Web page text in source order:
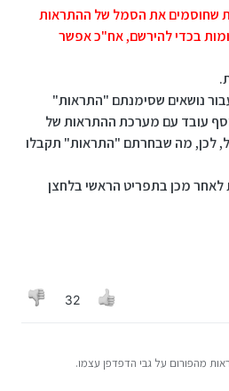
שחוסמים את הסמל של ההתראות
בכדי להירשם, אח"כ אפשר
נושאים שסימנתם "התראות"
עובד עם מערכת ההתראות של
לכן, מה שבחרתם "התראות" תקבלו
מכן בתפריט הראשי בלחצן
32
מהפורום על גבי הדפדפן עצמו.